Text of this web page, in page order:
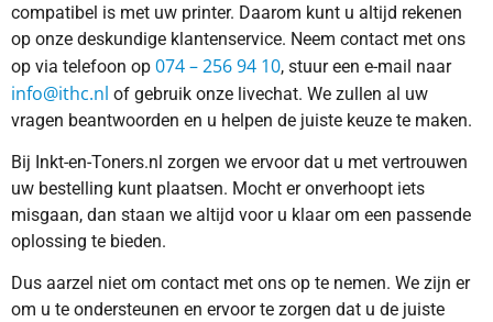
compatibel is met uw printer. Daarom kunt u altijd rekenen
op onze deskundige klantenservice. Neem contact met ons
op via telefoon op 074 – 256 94 10, stuur een e-mail naar
info@ithc.nl of gebruik onze livechat. We zullen al uw
vragen beantwoorden en u helpen de juiste keuze te maken.
Bij Inkt-en-Toners.nl zorgen we ervoor dat u met vertrouwen
uw bestelling kunt plaatsen. Mocht er onverhoopt iets
misgaan, dan staan we altijd voor u klaar om een passende
oplossing te bieden.
Dus aarzel niet om contact met ons op te nemen. We zijn er
om u te ondersteunen en ervoor te zorgen dat u de juiste